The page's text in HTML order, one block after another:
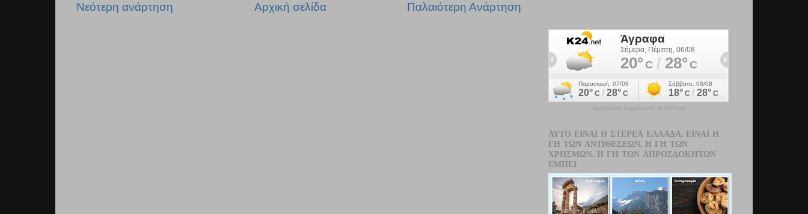
Νεότερη ανάρτηση Παλαιότερη Ανάρτηση
Αρχική σελίδα
πρόγνωση καιρού από το k24.net
ΑΥΤΌ ΕΊΝΑΙ Η ΣΤΕΡΕΆ ΕΛΛΆΔΑ. ΕΊΝΑΙ Η
ΓΗ ΤΩΝ ΑΝΤΙΘΈΣΕΩΝ. Η ΓΗ ΤΩΝ
ΧΡΗΣΜΏΝ. Η ΓΗ ΤΩΝ ΑΠΡΟΣΔΌΚΗΤΩΝ
ΕΜΠΕΙ